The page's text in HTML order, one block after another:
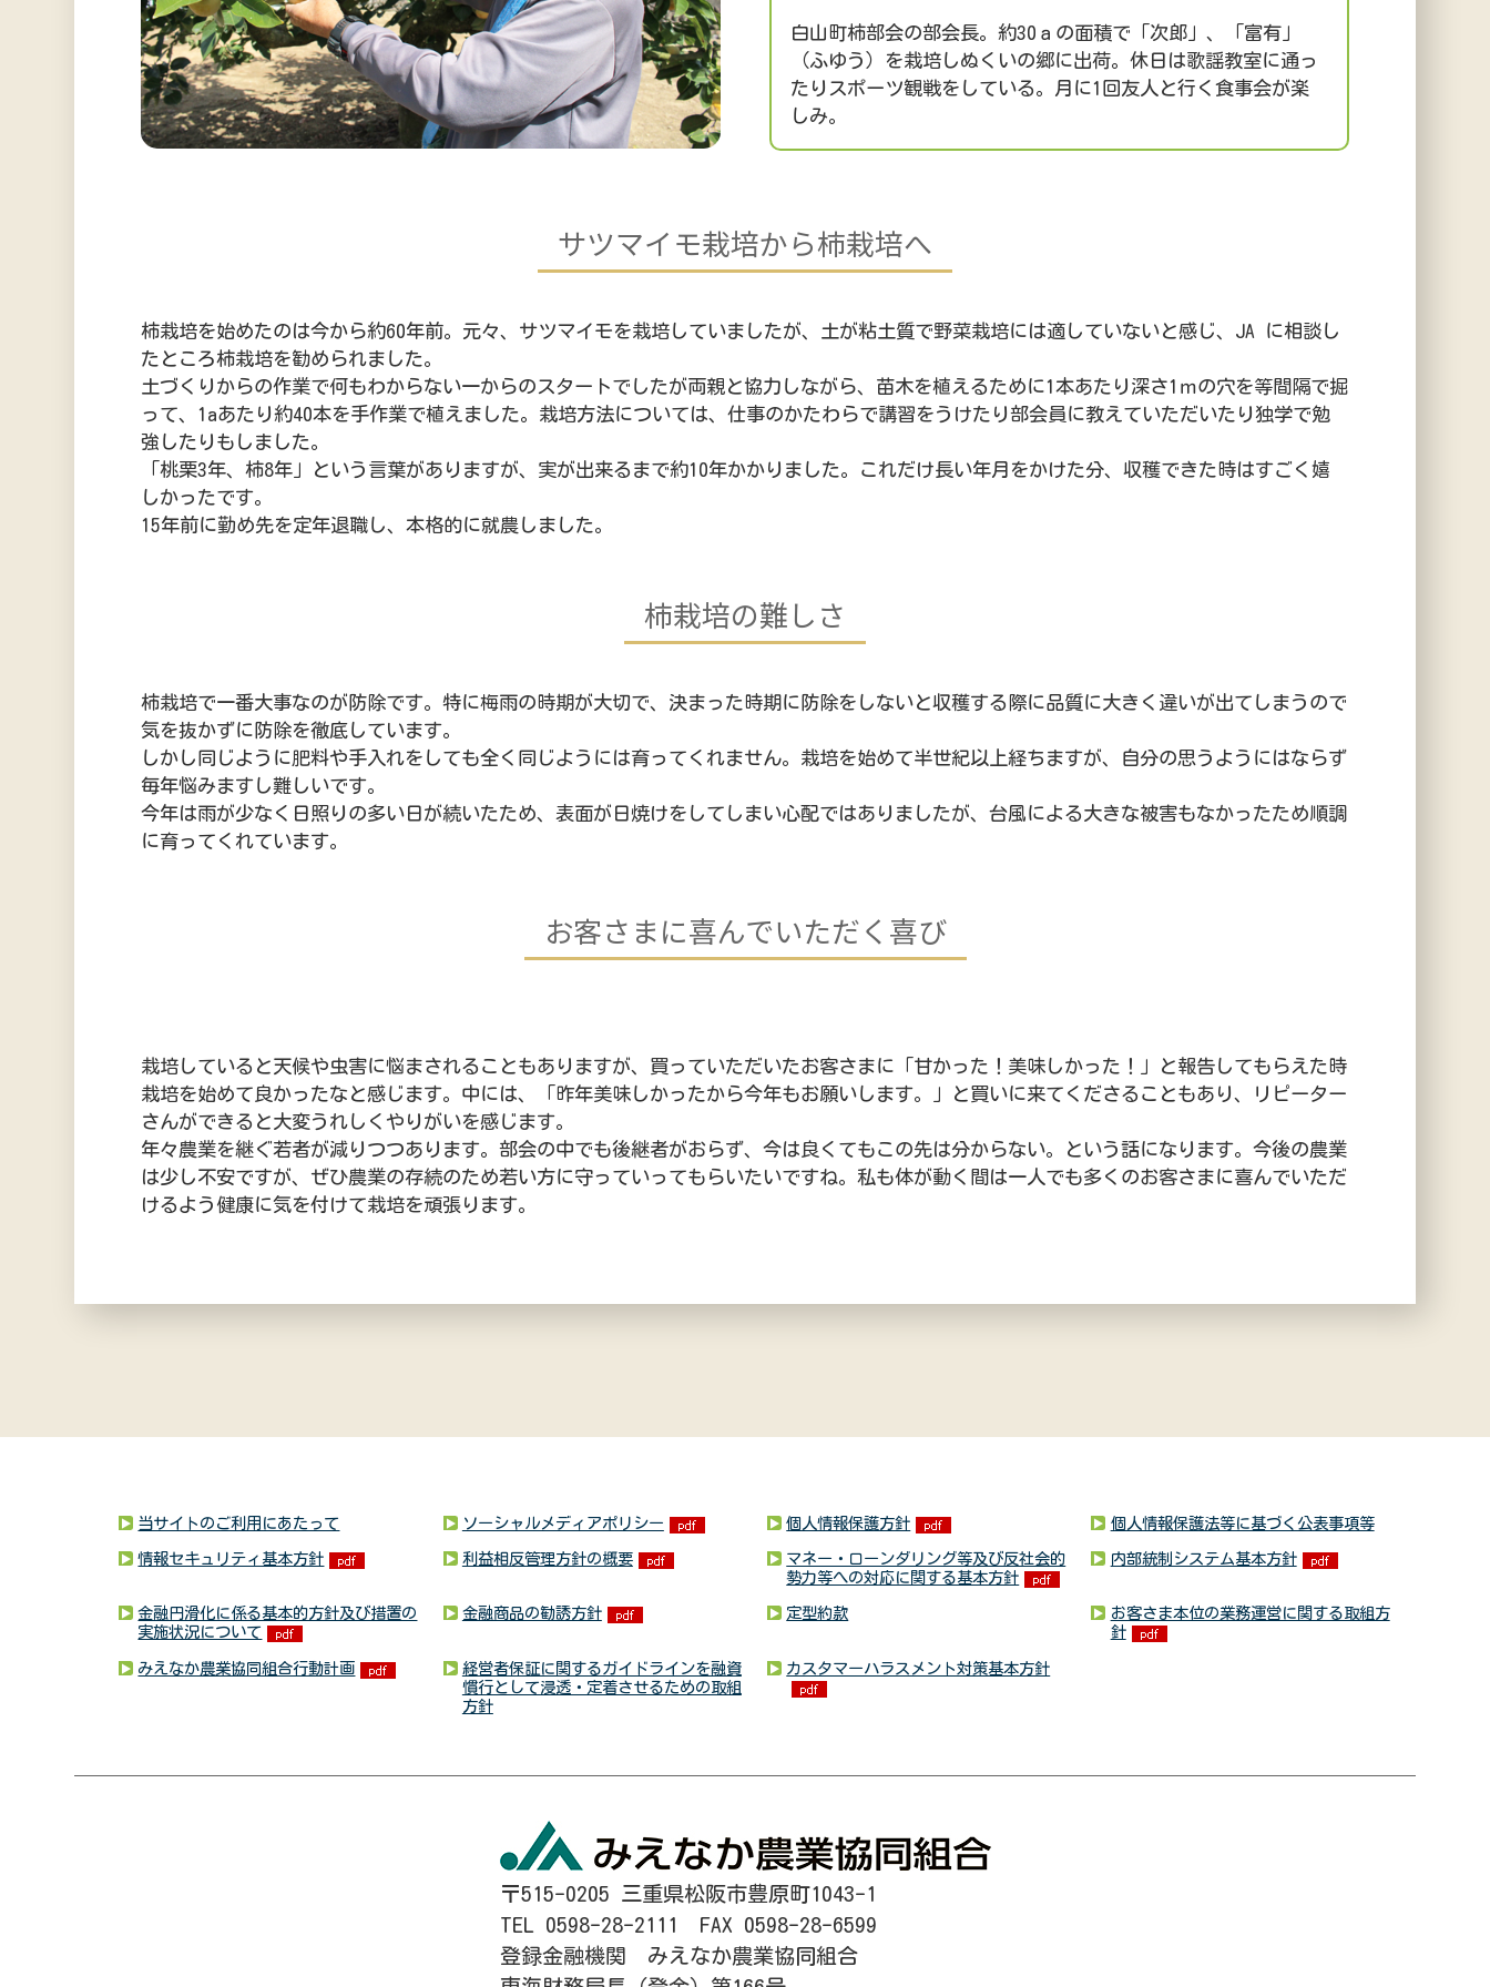
白山町柿部会の部会長。約30ａの面積で「次郎」、「富有」
（ふゆう）を栽培しぬくいの郷に出荷。休日は歌謡教室に通っ
たりスポーツ観戦をしている。月に1回友人と行く食事会が楽
しみ。
サツマイモ栽培から柿栽培へ
柿栽培を始めたのは今から約60年前。元々、サツマイモを栽培していましたが、土が粘土質で野菜栽培には適していないと感じ、JA に相談し
たところ柿栽培を勧められました。
土づくりからの作業で何もわからない一からのスタートでしたが両親と協力しながら、苗木を植えるために1本あたり深さ1ｍの穴を等間隔で掘
って、1aあたり約40本を手作業で植えました。栽培方法については、仕事のかたわらで講習をうけたり部会員に教えていただいたり独学で勉
強したりもしました。
「桃栗3年、柿8年」という言葉がありますが、実が出来るまで約10年かかりました。これだけ長い年月をかけた分、収穫できた時はすごく嬉
しかったです。
15年前に勤め先を定年退職し、本格的に就農しました。
柿栽培の難しさ
柿栽培で一番大事なのが防除です。特に梅雨の時期が大切で、決まった時期に防除をしないと収穫する際に品質に大きく違いが出てしまうので
気を抜かずに防除を徹底しています。
しかし同じように肥料や手入れをしても全く同じようには育ってくれません。栽培を始めて半世紀以上経ちますが、自分の思うようにはならず
毎年悩みますし難しいです。
今年は雨が少なく日照りの多い日が続いたため、表面が日焼けをしてしまい心配ではありましたが、台風による大きな被害もなかったため順調
に育ってくれています。
お客さまに喜んでいただく喜び
栽培していると天候や虫害に悩まされることもありますが、買っていただいたお客さまに「甘かった！美味しかった！」と報告してもらえた時
栽培を始めて良かったなと感じます。中には、「昨年美味しかったから今年もお願いします。」と買いに来てくださることもあり、リピーター
さんができると大変うれしくやりがいを感じます。
年々農業を継ぐ若者が減りつつあります。部会の中でも後継者がおらず、今は良くてもこの先は分からない。という話になります。今後の農業
は少し不安ですが、ぜひ農業の存続のため若い方に守っていってもらいたいですね。私も体が動く間は一人でも多くのお客さまに喜んでいただ
けるよう健康に気を付けて栽培を頑張ります。
当サイトのご利用にあたって ソーシャルメディアポリシー 個人情報保護方針 個人情報保護法等に基づく公表事項等
情報セキュリティ基本方針 利益相反管理方針の概要
マネー・ローンダリング等及び反社会的
勢力等への対応に関する基本方針
内部統制システム基本方針
金融円滑化に係る基本的方針及び措置の
実施状況について
金融商品の勧誘方針 定型約款
お客さま本位の業務運営に関する取組方
針
みえなか農業協同組合行動計画
経営者保証に関するガイドラインを融資
慣行として浸透・定着させるための取組
方針
カスタマーハラスメント対策基本方針
〒515-0205 三重県松阪市豊原町1043-1
TEL 0598-28-2111 FAX 0598-28-6599
登録金融機関 みえなか農業協同組合